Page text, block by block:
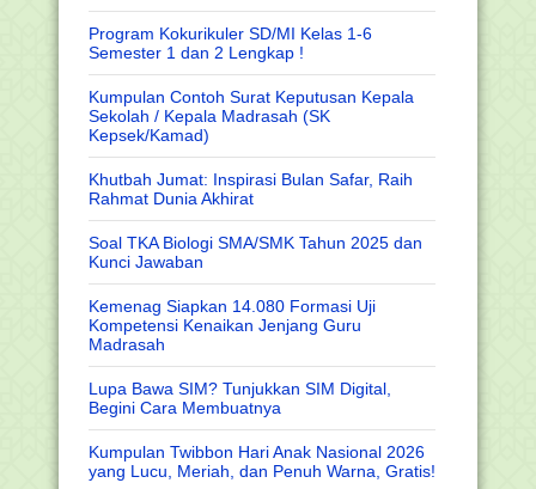
Program Kokurikuler SD/MI Kelas 1-6
Semester 1 dan 2 Lengkap !
Kumpulan Contoh Surat Keputusan Kepala
Sekolah / Kepala Madrasah (SK
Kepsek/Kamad)
Khutbah Jumat: Inspirasi Bulan Safar, Raih
Rahmat Dunia Akhirat
Soal TKA Biologi SMA/SMK Tahun 2025 dan
Kunci Jawaban
Kemenag Siapkan 14.080 Formasi Uji
Kompetensi Kenaikan Jenjang Guru
Madrasah
Lupa Bawa SIM? Tunjukkan SIM Digital,
Begini Cara Membuatnya
Kumpulan Twibbon Hari Anak Nasional 2026
yang Lucu, Meriah, dan Penuh Warna, Gratis!